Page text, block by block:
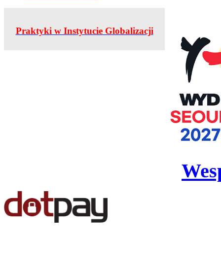
Praktyki w Instytucie Globalizacji